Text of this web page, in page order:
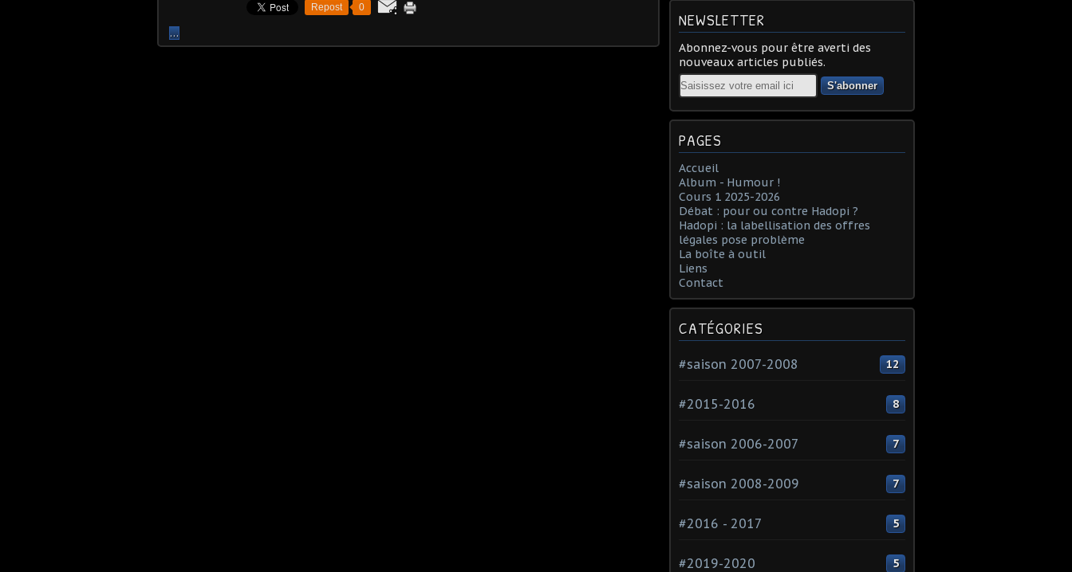
Repost 0
…
NEWSLETTER
Abonnez-vous pour être averti des
nouveaux articles publiés.
Email
PAGES
Accueil
Album - Humour !
Cours 1 2025-2026
Débat : pour ou contre Hadopi ?
Hadopi : la labellisation des offres
légales pose problème
La boîte à outil
Liens
Contact
CATÉGORIES
#saison 2007-2008 12
#2015-2016 8
#saison 2006-2007 7
#saison 2008-2009 7
#2016 - 2017 5
#2019-2020 5